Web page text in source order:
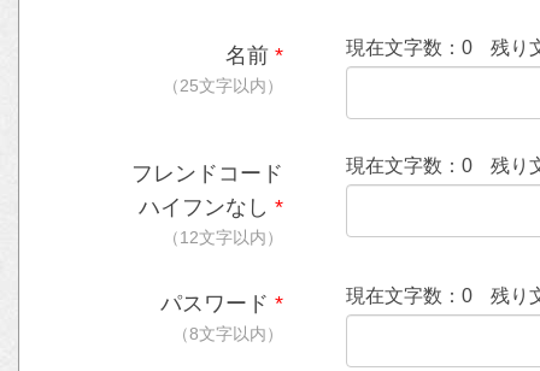
名前 *
（25文字以内）
現在文字数：0 残り
フレンドコード
ハイフンなし *
（12文字以内）
現在文字数：0 残り
パスワード *
（8文字以内）
現在文字数：0 残り